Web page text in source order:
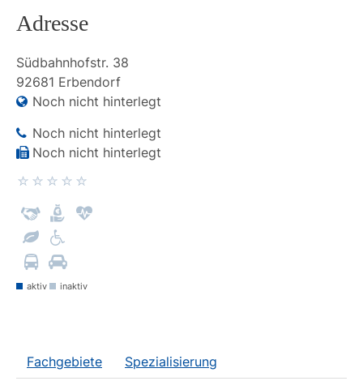
Adresse
Südbahnhofstr. 38
92681 Erbendorf
Noch nicht hinterlegt
Noch nicht hinterlegt
Noch nicht hinterlegt
aktiv inaktiv
Fachgebiete Spezialisierung